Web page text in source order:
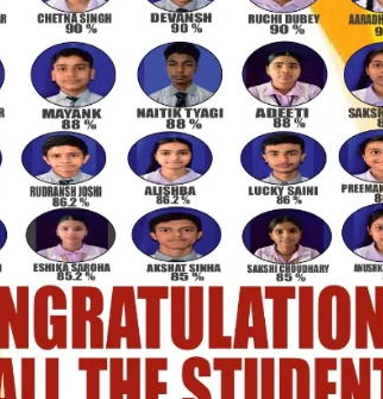
उत्तराखंड प्रदेश बड़ी खबर हरिद्वार
जनसुनवाई कार्यक्रम में विभिन्न विभागों से संबंधित
56 समस्याएं की गई दर्ज, 32 समस्याओं का किया
गया मौके पर निस्तारण
Bureau News July 28, 2026 0